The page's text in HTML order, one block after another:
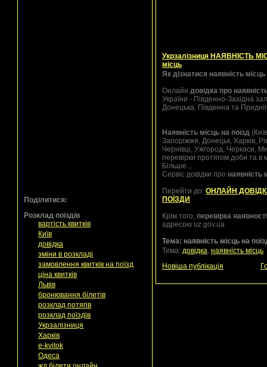
Поділитися:
Розклад поїздів
вартість квитків
Київ
довідка
зміни в розкладі
замовлення квитків на поїзд
ціна квитків
Львів
бронювання білетів
розклад потягів
розклад поїздів
Укрзалізниця
Харків
e-kvitok
Одеса
Укрзалізниця НАЯВНІСТЬ
місць
Як дізнатися наявність місць
Онлайн довідка про
України - Південно-Західна
Донецька, Південна та
Наявність місць на поїзд
Запоріжжя, Донецьк, Харків,
Чернівці, Ужгород, Черкаси,
перевірки протягом доби та в
Більше...
Сервіс довідки про наявність
Перейти до: ОНЛАЙН
ПОЇЗДИ
Крім того, перевірка
адресою uz.gov.ua
Тема: наявність місць на
Тема: довідка, наявність місць
Новіша публікація